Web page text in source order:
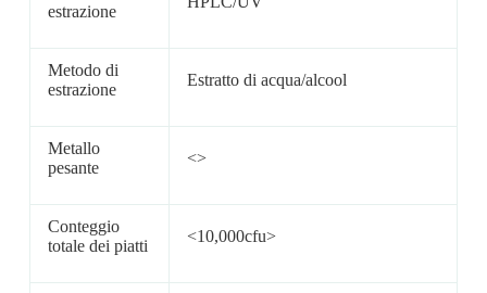
estrazione
Metodo di
estrazione
Estratto di acqua/alcool
Metallo
pesante
<>
Conteggio
totale dei piatti
<10,000cfu>